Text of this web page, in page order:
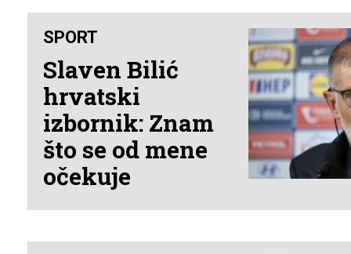
SPORT
Slaven Bilić
hrvatski
izbornik: Znam
što se od mene
očekuje